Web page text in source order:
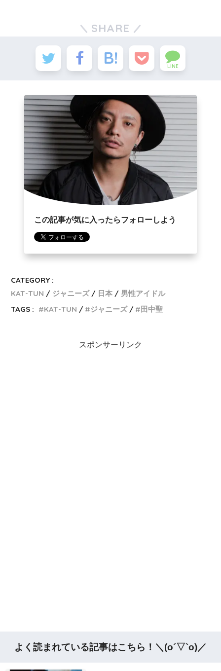
SHARE
LINE
この記事が気に入ったらフォローしよう
CATEGORY :
KAT-TUN
ジャニーズ 日本
男性アイドル
TAGS :
KAT-TUN ジャニーズ 田中聖
スポンサーリンク
よく読まれている記事はこちら！＼(o´▽`o)／